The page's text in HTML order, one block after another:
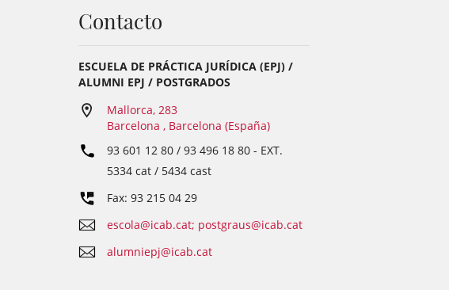
Contacto
ESCUELA DE PRÁCTICA JURÍDICA (EPJ) /
ALUMNI EPJ / POSTGRADOS
Mallorca, 283
Barcelona , Barcelona (España)
93 601 12 80 / 93 496 18 80 - EXT.
5334 cat / 5434 cast
Fax: 93 215 04 29
escola@icab.cat; postgraus@icab.cat
alumniepj@icab.cat